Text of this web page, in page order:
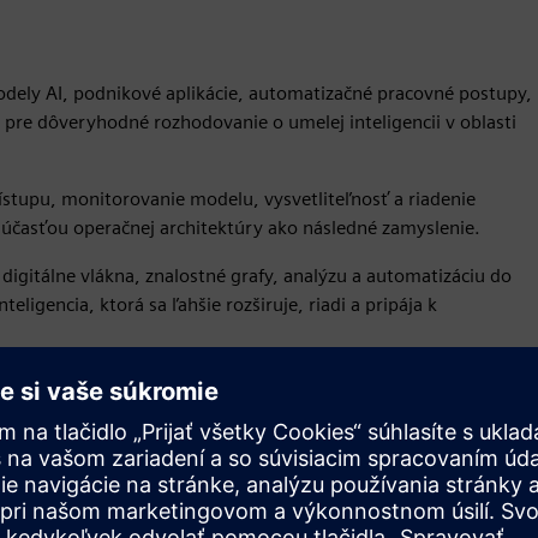
AI, podnikové aplikácie, automatizačné pracovné postupy,
dôveryhodné rozhodovanie o umelej inteligencii v oblasti
monitorovanie modelu, vysvetliteľnosť a riadenie
operačnej architektúry ako následné zamyslenie.
vlákna, znalostné grafy, analýzu a automatizáciu do
ktorá sa ľahšie rozširuje, riadi a pripája k